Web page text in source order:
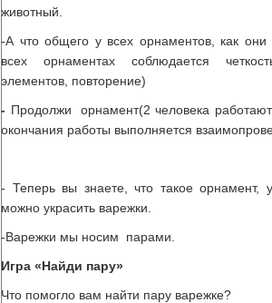
животный.
-А что общего у всех орнаментов, как они
всех орнаментах соблюдается
элементов, повторение)
- Продолжи орнамент(2 человека
окончания работы выполняется
- Теперь вы знаете, что такое орнамент,
можно украсить варежки.
-Варежки мы носим парами.
Игра «Найди пару»
Что помогло вам найти пару варежке?